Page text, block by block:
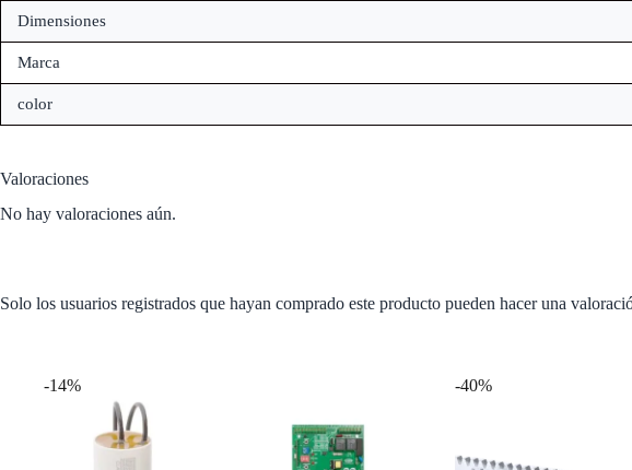
Dimensiones
Marca
color
Valoraciones
No hay valoraciones aún.
Solo los usuarios registrados que hayan comprado este producto pueden hacer una
-14%
-40%